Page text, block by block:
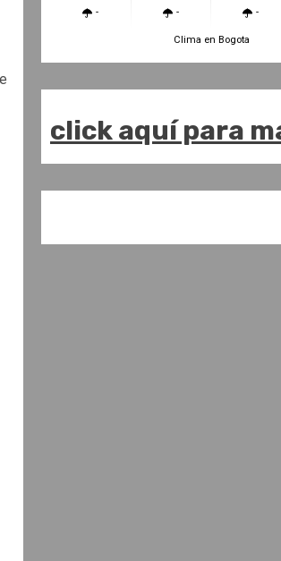
- - -
Clima en Bogota
click aquí para